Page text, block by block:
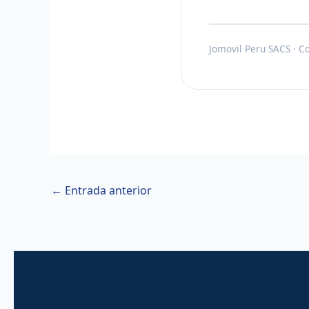
Jomovil Peru SACS ·
← Entrada anterior